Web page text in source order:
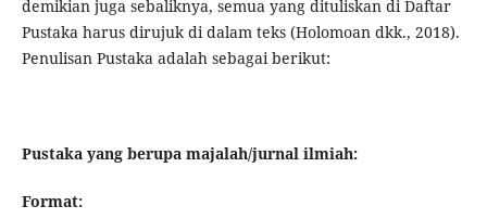
demikian juga sebaliknya, semua yang dituliskan di Daftar
Pustaka harus dirujuk di dalam teks (Holomoan dkk., 2018).
Penulisan Pustaka adalah sebagai berikut:
Pustaka yang berupa majalah/jurnal ilmiah:
Format: